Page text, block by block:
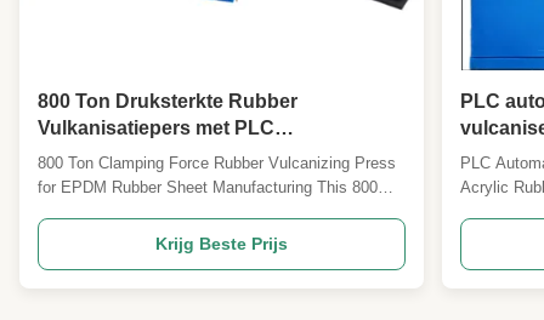
800 Ton Druksterkte Rubber
Vulkanisatiepers met PLC
Automatische Besturing voor EPDM
Rubberplaat Productie
800 Ton Clamping Force Rubber Vulcanizing Press
for EPDM Rubber Sheet Manufacturing This 800
engineered for the production of EPDM rubber
sheets , delivering high clamping force and
Krijg Beste Prijs
PLC
maken
machine
PLC
Acrylic
rubber